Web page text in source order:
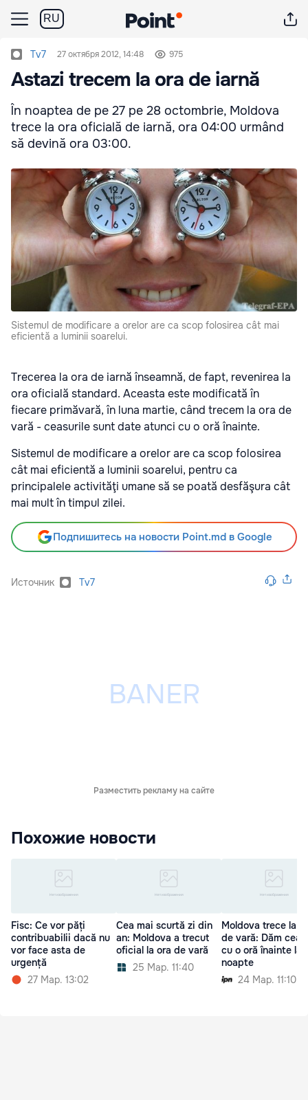
RU
Tv7 27 октября 2012, 14:48 975
Astazi trecem la ora de iarnă
În noaptea de pe 27 pe 28 octombrie, Moldova
trece la ora oficială de iarnă, ora 04:00 urmând
să devină ora 03:00.
Sistemul de modificare a orelor are ca scop folosirea cât mai
eficientă a luminii soarelui.
Trecerea la ora de iarnă înseamnă, de fapt, revenirea la
ora oficială standard. Aceasta este modificată în
fiecare primăvară, în luna martie, când trecem la ora de
vară - ceasurile sunt date atunci cu o oră înainte.
Sistemul de modificare a orelor are ca scop folosirea
cât mai eficientă a luminii soarelui, pentru ca
principalele activităţi umane să se poată desfăşura cât
mai mult în timpul zilei.
Подпишитесь на новости Point.md в Google
Источник Tv7
Разместить рекламу на сайте
Похожие новости
Fisc: Ce vor păți
contribuabilii dacă nu
vor face asta de
urgență
27 Мар. 13:02
Cea mai scurtă zi din
an: Moldova a trecut
oficial la ora de vară
25 Мар. 11:40
Moldova trece la
de vară: Dăm
cu o oră înainte la
noapte
24 Мар. 11:10